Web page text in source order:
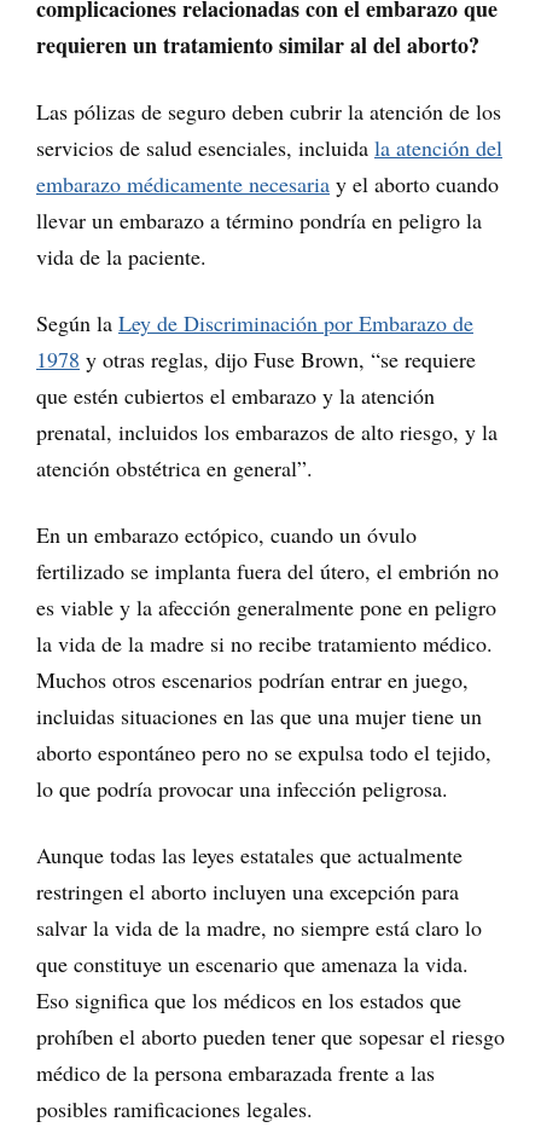
complicaciones relacionadas con el embarazo que
requieren un tratamiento similar al del aborto?
Las pólizas de seguro deben cubrir la atención de los
servicios de salud esenciales, incluida la atención del
embarazo médicamente necesaria y el aborto cuando
llevar un embarazo a término pondría en peligro la
vida de la paciente.
Según la Ley de Discriminación por Embarazo de
1978 y otras reglas, dijo Fuse Brown, “se requiere
que estén cubiertos el embarazo y la atención
prenatal, incluidos los embarazos de alto riesgo, y la
atención obstétrica en general”.
En un embarazo ectópico, cuando un óvulo
fertilizado se implanta fuera del útero, el embrión no
es viable y la afección generalmente pone en peligro
la vida de la madre si no recibe tratamiento médico.
Muchos otros escenarios podrían entrar en juego,
incluidas situaciones en las que una mujer tiene un
aborto espontáneo pero no se expulsa todo el tejido,
lo que podría provocar una infección peligrosa.
Aunque todas las leyes estatales que actualmente
restringen el aborto incluyen una excepción para
salvar la vida de la madre, no siempre está claro lo
que constituye un escenario que amenaza la vida.
Eso significa que los médicos en los estados que
prohíben el aborto pueden tener que sopesar el riesgo
médico de la persona embarazada frente a las
posibles ramificaciones legales.